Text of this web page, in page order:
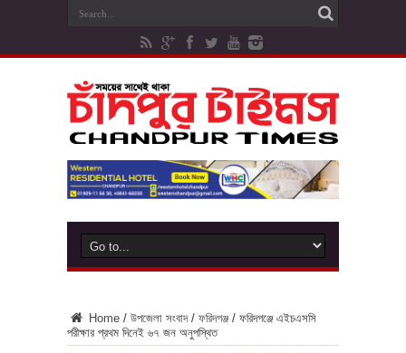
Home / উপজেলা সংবাদ / ফরিদগঞ্জ / ফরিদগঞ্জে এইচএসসি
পরীক্ষার প্রথম দিনেই ৬৭ জন অনুপস্থিত